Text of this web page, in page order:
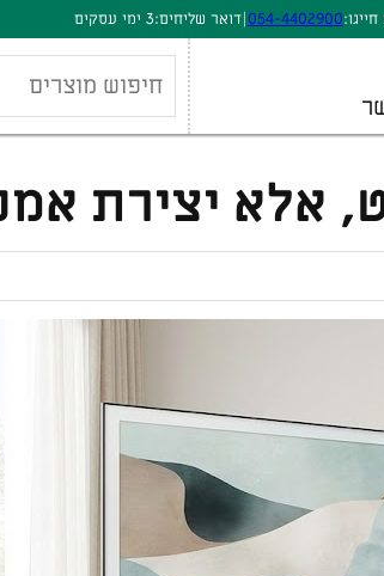
054-4402900
|דואר שליחים:3 ימי עסקים
אלא יצירת